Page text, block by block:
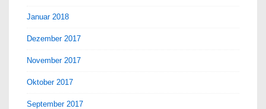
Januar 2018
Dezember 2017
November 2017
Oktober 2017
September 2017